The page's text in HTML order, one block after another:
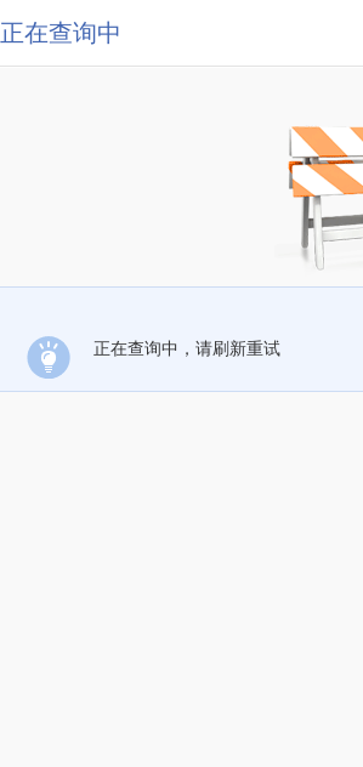
正在查询中
正在查询中，请刷新重试